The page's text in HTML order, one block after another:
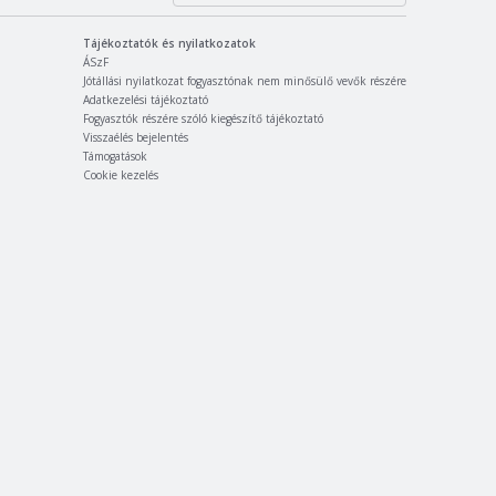
Tájékoztatók és nyilatkozatok
ÁSzF
Jótállási nyilatkozat fogyasztónak nem minősülő vevők részére
Adatkezelési tájékoztató
Fogyasztók részére szóló kiegészítő tájékoztató
Visszaélés bejelentés
Támogatások
Cookie kezelés